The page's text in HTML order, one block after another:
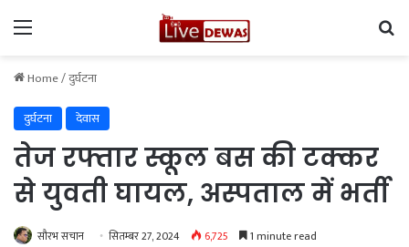
Menu
Home/दुर्घटना
दुर्घटना
देवास
तेज रफ्तार स्कूल बस की टक्कर
से युवती घायल, अस्पताल में भर्ती
सौरभ सचान सितम्बर 27, 2024 6,725 1 minute read